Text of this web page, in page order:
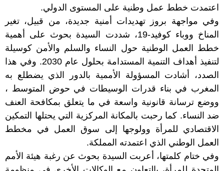
اعتمدت خطط عمل وطنية على المستوى الدولي.
وفي مواجهة بروز تهديدات أمنية جديدة، من قبيل، تغير
المناخ ووباء كوفيد-19، شددت السيدة بحوث على أهمية
خطط العمل الوطنية حول النساء والسلم والأمن كوسيلة
لتنفيذ أهداف التنمية المستدامة بحلول عام 2030. وفي هذا
الصدد، أشادت المسؤولة الأممية بالدور الذي يضطلع به
المغرب في بناء قدرات الوسيطات في حوض المتوسط ،
ووضع ترسانة قانونية واسعة في ما يتعلق بمكافحة العنف
ضد النساء. كما رحبت بالمكانة المركزية التي يحتلها التمكين
الاقتصادي للمرأة وولوجها إلى سوق العمل في مخطط
العمل الوطني الذي اعتمدته المملكة.
وفي ختام كلمتها، أعربت السيدة بحوث عن رغبة هيئة الأمم